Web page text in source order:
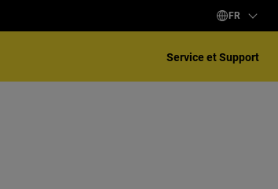
FR
Service et Support